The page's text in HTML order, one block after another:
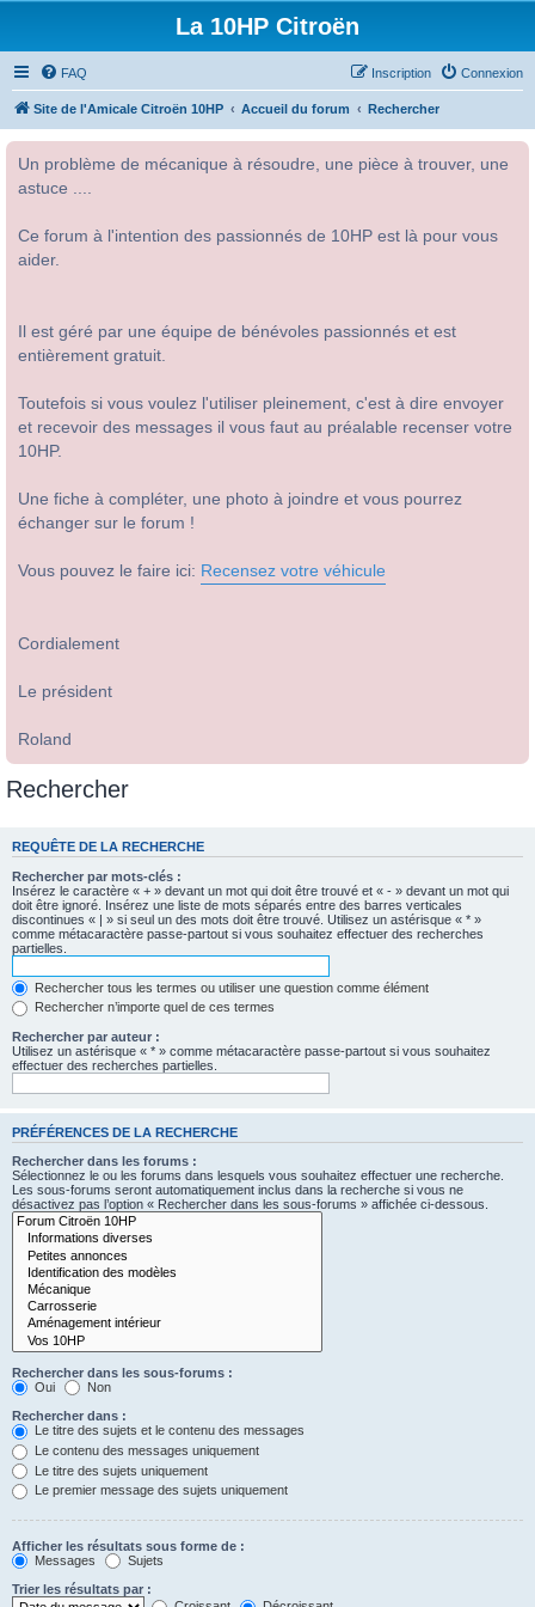
La 10HP Citroën
FAQ Connexion
Inscription
Site de l'Amicale Citroën 10HP Accueil du forum Rechercher
Un problème de mécanique à résoudre, une pièce à trouver, une
astuce ....
Ce forum à l'intention des passionnés de 10HP est là pour vous
aider.
Il est géré par une équipe de bénévoles passionnés et est
entièrement gratuit.
Toutefois si vous voulez l'utiliser pleinement, c'est à dire envoyer
et recevoir des messages il vous faut au préalable recenser votre
10HP.
Une fiche à compléter, une photo à joindre et vous pourrez
échanger sur le forum !
Vous pouvez le faire ici: Recensez votre véhicule
Cordialement
Le président
Roland
Rechercher
REQUÊTE DE LA RECHERCHE
Rechercher par mots-clés :
Insérez le caractère « + » devant un mot qui doit être trouvé et « - » devant un mot qui
doit être ignoré. Insérez une liste de mots séparés entre des barres verticales
discontinues « | » si seul un des mots doit être trouvé. Utilisez un astérisque « * »
comme métacaractère passe-partout si vous souhaitez effectuer des recherches
partielles.
Rechercher tous les termes ou utiliser une question comme élément
Rechercher n’importe quel de ces termes
Rechercher par auteur :
Utilisez un astérisque « * » comme métacaractère passe-partout si vous souhaitez
effectuer des recherches partielles.
PRÉFÉRENCES DE LA RECHERCHE
Rechercher dans les forums :
Sélectionnez le ou les forums dans lesquels vous souhaitez effectuer une recherche.
Les sous-forums seront automatiquement inclus dans la recherche si vous ne
désactivez pas l’option « Rechercher dans les sous-forums » affichée ci-dessous.
Rechercher dans les sous-forums :
Oui
Non
Rechercher dans :
Le titre des sujets et le contenu des messages
Le contenu des messages uniquement
Le titre des sujets uniquement
Le premier message des sujets uniquement
Afficher les résultats sous forme de :
Messages
Sujets
Trier les résultats par :